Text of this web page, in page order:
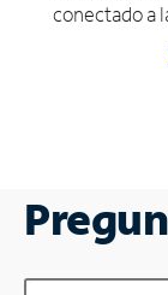
conectado a